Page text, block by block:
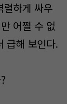
렬하게 싸우
어쩔 수 없
급해 보인다.